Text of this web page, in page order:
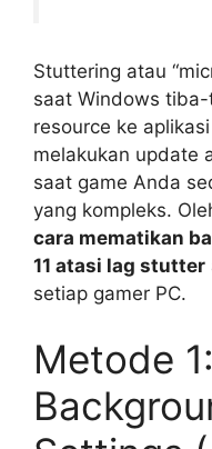
Stuttering atau
saat Windows
resource ke
melakukan update
saat game Anda
yang kompleks.
cara mematikan
11 atasi lag stutter
setiap gamer PC.
Metode